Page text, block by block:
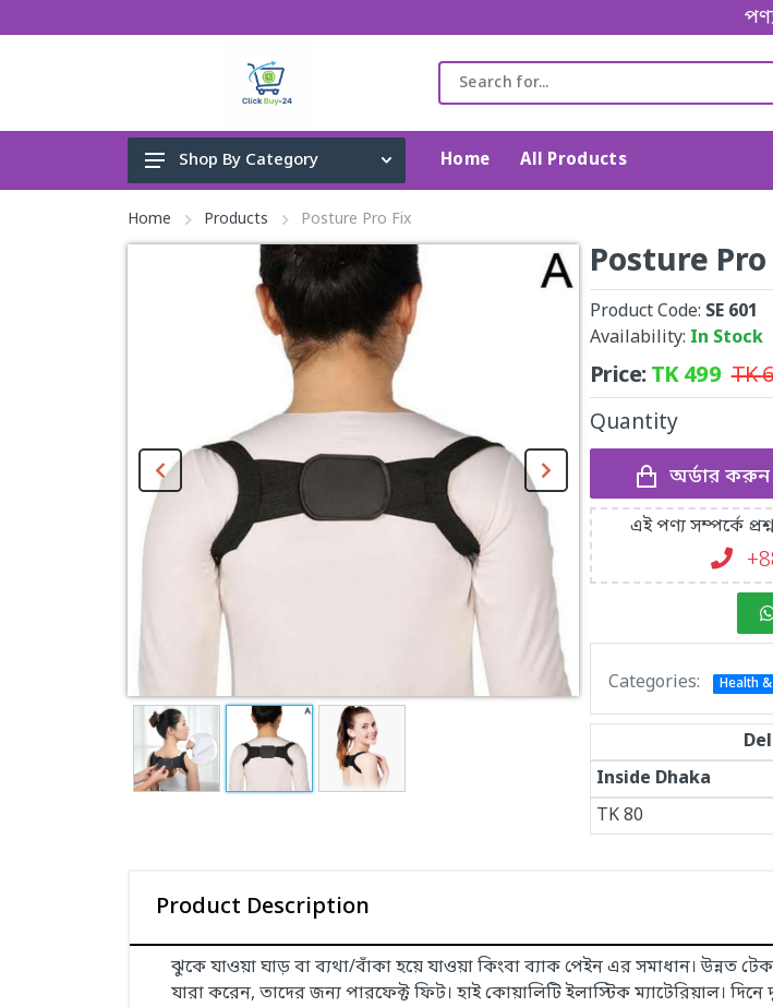
পণ্য বুঝে
Gadget & Electronics
Cleaning Supplies
Toys, Kids & Baby
Fashion & Lifestyle
Health & Beauty
View All Categories
Shop By Category Home All Products
Home Products Posture Pro Fix
Posture
Product Code: SE 601
Availability: In Stock
Price:TK499 TK
Quantity
অর্ডার করুন
এই পণ্য সম্পর্কে
Categories: Health
Inside Dhaka
TK80
Product Description
ঝুকে যাওয়া ঘাড় বা ব্যথা/বাঁকা হয়ে যাওয়া কিংবা ব্যাক পেইন এর সমাধান। উন্নত
যারা করেন, তাদের জন্য পারফেক্ট ফিট। হাই কোয়ালিটি ইলাস্টিক ম্যাটেরিয়াল।